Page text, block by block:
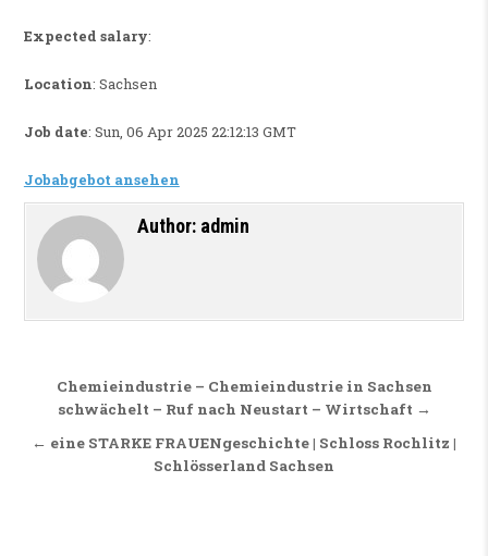
Expected salary:
Location: Sachsen
Job date: Sun, 06 Apr 2025 22:12:13 GMT
Jobabgebot ansehen
Author: admin
Beitragsnavigation
Chemieindustrie – Chemieindustrie in Sachsen
schwächelt – Ruf nach Neustart – Wirtschaft →
← eine STARKE FRAUENgeschichte | Schloss Rochlitz |
Schlösserland Sachsen